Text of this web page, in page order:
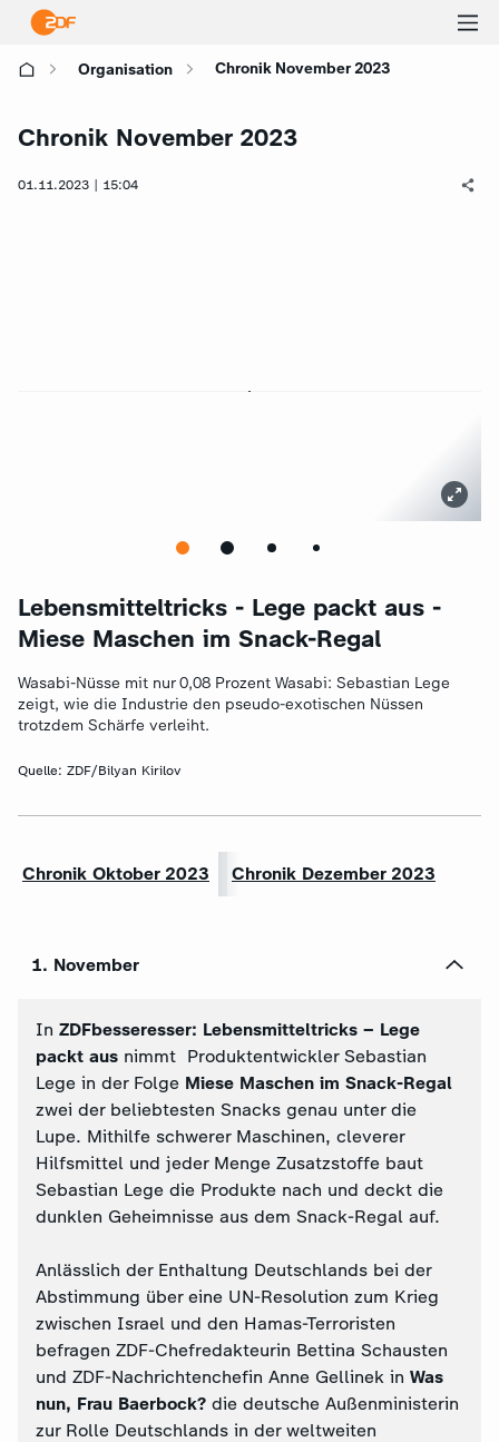
Organisation Chronik November 2023
Chronik November 2023
01.11.2023 | 15:04
Lebensmitteltricks - Lege packt aus -
Miese Maschen im Snack-Regal
Wasabi-Nüsse mit nur 0,08 Prozent Wasabi: Sebastian Lege
zeigt, wie die Industrie den pseudo-exotischen Nüssen
trotzdem Schärfe verleiht.
Quelle: ZDF/Bilyan Kirilov
Chronik Oktober 2023 Chronik Dezember 2023
1. November
In ZDFbesseresser: Lebensmitteltricks – Lege
packt aus nimmt Produktentwickler Sebastian
Lege in der Folge Miese Maschen im Snack-Regal
zwei der beliebtesten Snacks genau unter die
Lupe. Mithilfe schwerer Maschinen, cleverer
Hilfsmittel und jeder Menge Zusatzstoffe baut
Sebastian Lege die Produkte nach und deckt die
dunklen Geheimnisse aus dem Snack-Regal auf.
Anlässlich der Enthaltung Deutschlands bei der
Abstimmung über eine UN-Resolution zum Krieg
zwischen Israel und den Hamas-Terroristen
befragen ZDF-Chefredakteurin Bettina Schausten
und ZDF-Nachrichtenchefin Anne Gellinek in Was
nun, Frau Baerbock? die deutsche Außenministerin
zur Rolle Deutschlands in der weltweiten